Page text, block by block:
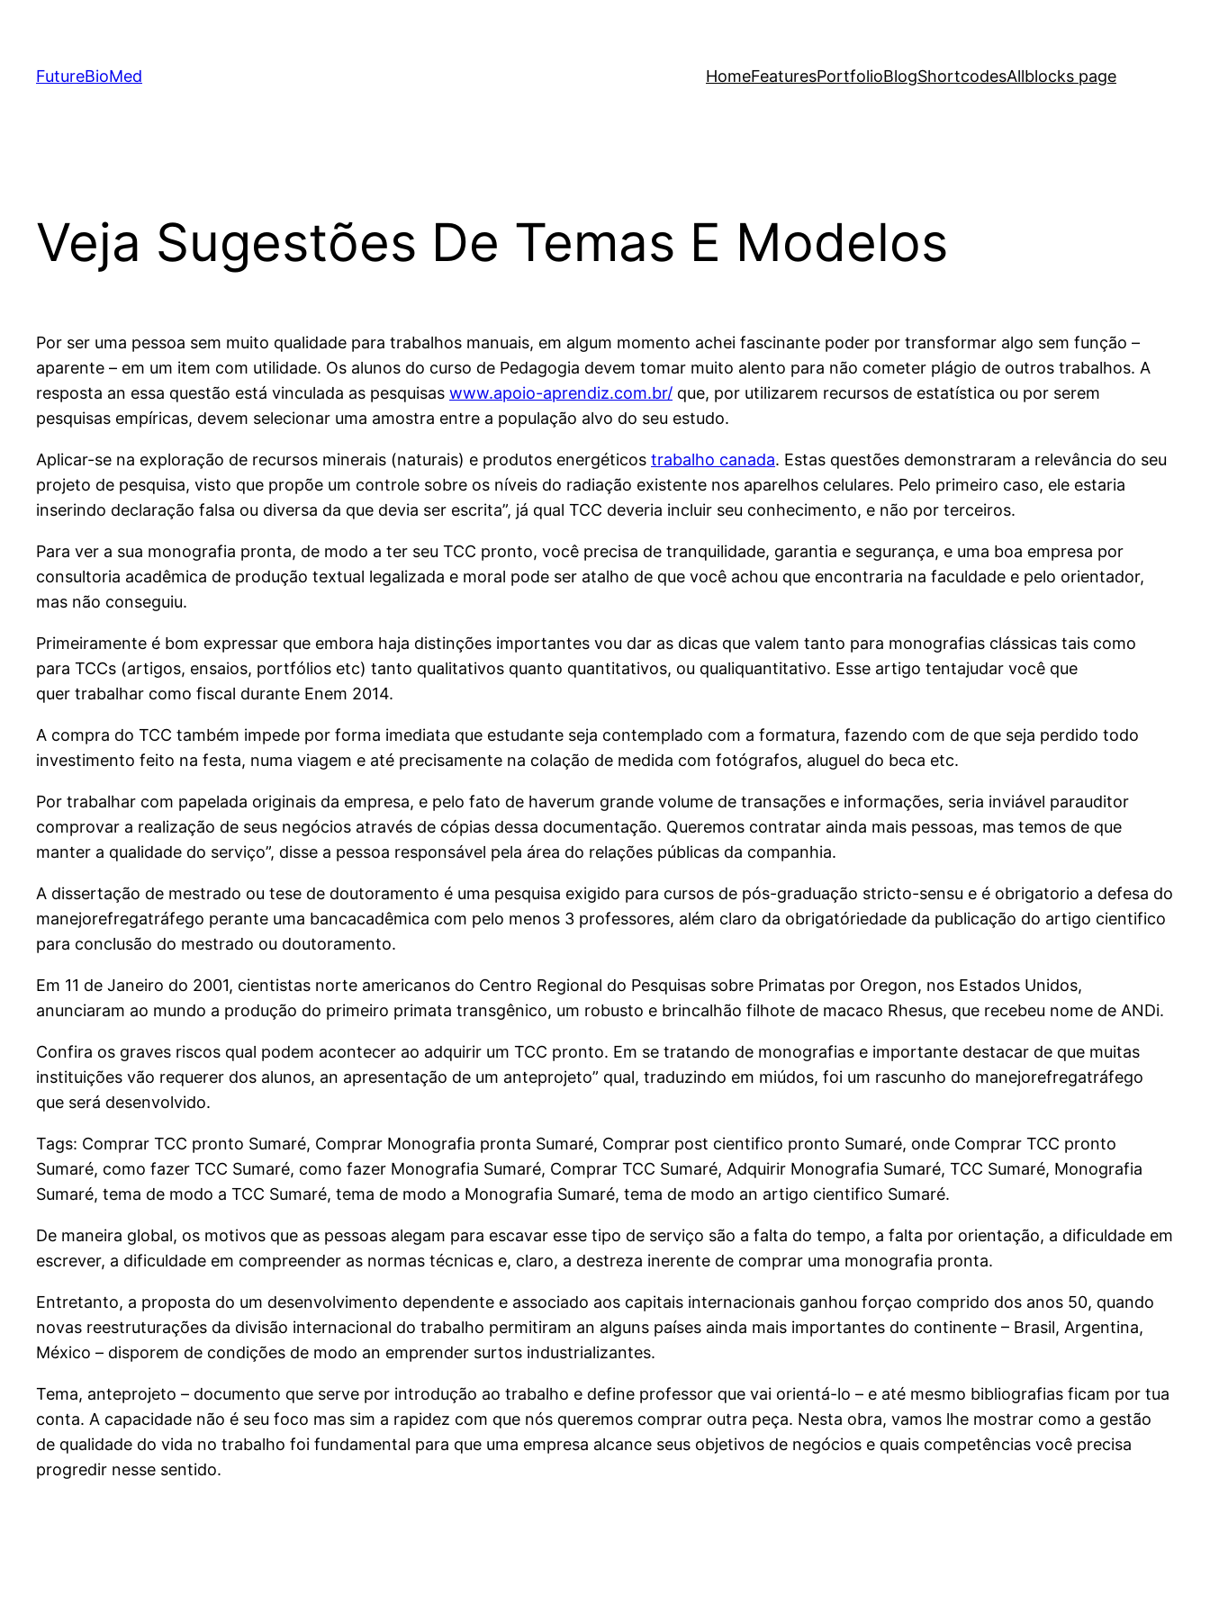
content
FutureBioMed HomeFeaturesPortfolioBlogShortcodesAllblocks page
Veja Sugestões De Temas E Modelos
Por ser uma pessoa sem muito qualidade para trabalhos manuais, em algum momento achei fascinante poder por transformar algo sem função –
aparente – em um item com utilidade. Os alunos do curso de Pedagogia devem tomar muito alento para não cometer plágio de outros trabalhos. A
resposta an essa questão está vinculada as pesquisas www.apoio-aprendiz.com.br/ que, por utilizarem recursos de estatística ou por serem
pesquisas empíricas, devem selecionar uma amostra entre a população alvo do seu estudo.
Aplicar-se na exploração de recursos minerais (naturais) e produtos energéticos trabalho canada. Estas questões demonstraram a relevância do seu
projeto de pesquisa, visto que propõe um controle sobre os níveis do radiação existente nos aparelhos celulares. Pelo primeiro caso, ele estaria
inserindo declaração falsa ou diversa da que devia ser escrita”, já qual TCC deveria incluir seu conhecimento, e não por terceiros.
Para ver a sua monografia pronta, de modo a ter seu TCC pronto, você precisa de tranquilidade, garantia e segurança, e uma boa empresa por
consultoria acadêmica de produção textual legalizada e moral pode ser atalho de que você achou que encontraria na faculdade e pelo orientador,
mas não conseguiu.
Primeiramente é bom expressar que embora haja distinções importantes vou dar as dicas que valem tanto para monografias clássicas tais como
para TCCs (artigos, ensaios, portfólios etc) tanto qualitativos quanto quantitativos, ou qualiquantitativo. Esse artigo tentajudar você que
quer trabalhar como fiscal durante Enem 2014.
A compra do TCC também impede por forma imediata que estudante seja contemplado com a formatura, fazendo com de que seja perdido todo
investimento feito na festa, numa viagem e até precisamente na colação de medida com fotógrafos, aluguel do beca etc.
Por trabalhar com papelada originais da empresa, e pelo fato de haverum grande volume de transações e informações, seria inviável parauditor
comprovar a realização de seus negócios através de cópias dessa documentação. Queremos contratar ainda mais pessoas, mas temos de que
manter a qualidade do serviço”, disse a pessoa responsável pela área do relações públicas da companhia.
A dissertação de mestrado ou tese de doutoramento é uma pesquisa exigido para cursos de pós-graduação stricto-sensu e é obrigatorio a defesa do
manejorefregatráfego perante uma bancacadêmica com pelo menos 3 professores, além claro da obrigatóriedade da publicação do artigo cientifico
para conclusão do mestrado ou doutoramento.
Em 11 de Janeiro do 2001, cientistas norte americanos do Centro Regional do Pesquisas sobre Primatas por Oregon, nos Estados Unidos,
anunciaram ao mundo a produção do primeiro primata transgênico, um robusto e brincalhão filhote de macaco Rhesus, que recebeu nome de ANDi.
Confira os graves riscos qual podem acontecer ao adquirir um TCC pronto. Em se tratando de monografias e importante destacar de que muitas
instituições vão requerer dos alunos, an apresentação de um anteprojeto” qual, traduzindo em miúdos, foi um rascunho do manejorefregatráfego
que será desenvolvido.
Tags: Comprar TCC pronto Sumaré, Comprar Monografia pronta Sumaré, Comprar post cientifico pronto Sumaré, onde Comprar TCC pronto
Sumaré, como fazer TCC Sumaré, como fazer Monografia Sumaré, Comprar TCC Sumaré, Adquirir Monografia Sumaré, TCC Sumaré, Monografia
Sumaré, tema de modo a TCC Sumaré, tema de modo a Monografia Sumaré, tema de modo an artigo cientifico Sumaré.
De maneira global, os motivos que as pessoas alegam para escavar esse tipo de serviço são a falta do tempo, a falta por orientação, a dificuldade em
escrever, a dificuldade em compreender as normas técnicas e, claro, a destreza inerente de comprar uma monografia pronta.
Entretanto, a proposta do um desenvolvimento dependente e associado aos capitais internacionais ganhou forçao comprido dos anos 50, quando
novas reestruturações da divisão internacional do trabalho permitiram an alguns países ainda mais importantes do continente – Brasil, Argentina,
México – disporem de condições de modo an emprender surtos industrializantes.
Tema, anteprojeto – documento que serve por introdução ao trabalho e define professor que vai orientá-lo – e até mesmo bibliografias ficam por tua
conta. A capacidade não é seu foco mas sim a rapidez com que nós queremos comprar outra peça. Nesta obra, vamos lhe mostrar como a gestão
de qualidade do vida no trabalho foi fundamental para que uma empresa alcance seus objetivos de negócios e quais competências você precisa
progredir nesse sentido.